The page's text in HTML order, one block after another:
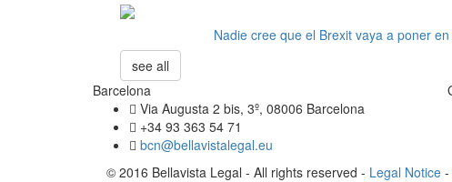
Nadie cree que el Brexit vaya a poner
see all
Barcelona
Via Augusta 2 bis, 3º, 08006 Barcelona
+34 93 363 54 71
bcn@bellavistalegal.eu
© 2016 Bellavista Legal - All rights reserved - Legal Notice -